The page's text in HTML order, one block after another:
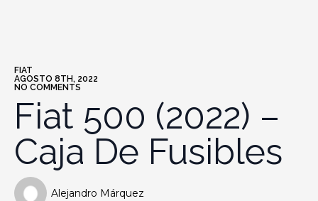
FIAT
AGOSTO 8TH, 2022
NO COMMENTS
Fiat 500 (2022) –
Caja De Fusibles
Alejandro Márquez